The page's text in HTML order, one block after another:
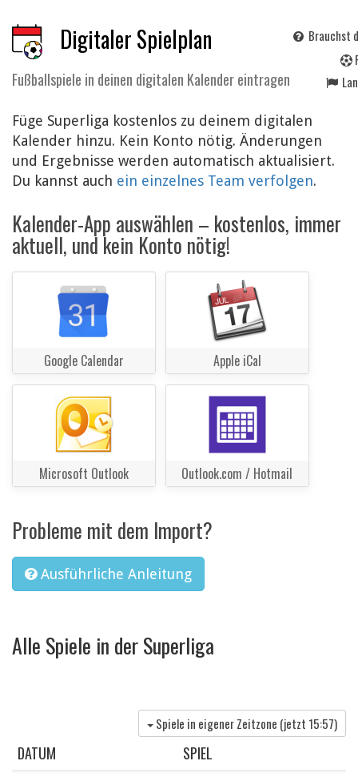
Digitaler Spielplan
Fußballspiele in deinen digitalen Kalender eintragen
Brauchst
Füge Superliga kostenlos zu deinem digitalen
Kalender hinzu. Kein Konto nötig. Änderungen
und Ergebnisse werden automatisch aktualisiert.
Du kannst auch ein einzelnes Team verfolgen.
Kalender-App auswählen – kostenlos, immer
aktuell, und kein Konto nötig!
Google Calendar Apple iCal
Microsoft Outlook Outlook.com / Hotmail
Probleme mit dem Import?
Ausführliche Anleitung
Alle Spiele in der Superliga
Spiele in eigener Zeitzone (jetzt 15:57)
DATUM SPIEL